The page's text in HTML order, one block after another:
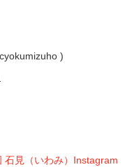
)
石見（いわみ）Instagram